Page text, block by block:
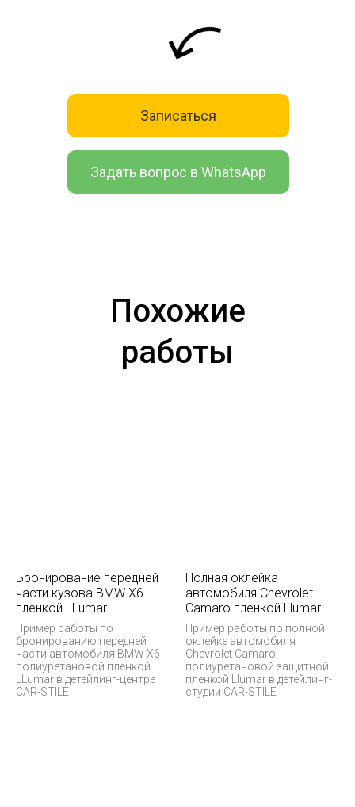
Задать вопрос в WhatsApp
Записаться
Похожие
работы
Бронирование передней
части кузова BMW X6
пленкой LLumar
Пример работы по
бронированию передней
части автомобиля BMW X6
полиуретановой пленкой
LLumar в детейлинг-центре
CAR-STILE
Полная оклейка
автомобиля Chevrolet
Camaro пленкой Llumar
Пример работы по полной
оклейке автомобиля
Chevrolet Camaro
полиуретановой защитной
пленкой Llumar в детейлинг-
студии CAR-STILE